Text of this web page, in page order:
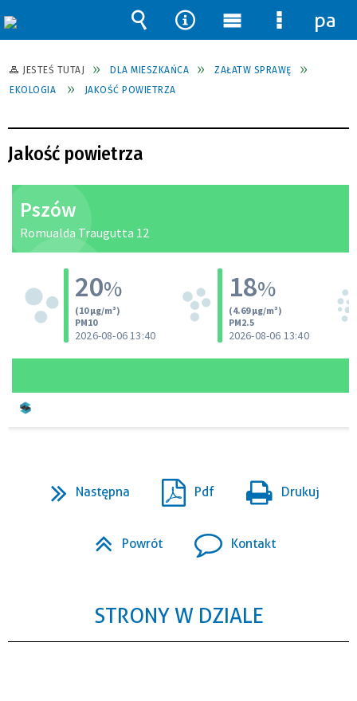
JESTEŚ TUTAJ DLA MIESZKAŃCA
ZAŁATW SPRAWĘ
EKOLOGIA
JAKOŚĆ POWIETRZA
Jakość powietrza
Następna Pdf Drukuj
Powrót Kontakt
STRONY W DZIALE
Wyszukiwarka
Narzędzia
Menu
główne
Menu